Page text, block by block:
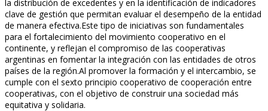
la distribución de excedentes y en la identificación de indicadores
clave de gestión que permitan evaluar el desempeño de la entidad
de manera efectiva.Este tipo de iniciativas son fundamentales
para el fortalecimiento del movimiento cooperativo en el
continente, y reflejan el compromiso de las cooperativas
argentinas en fomentar la integración con las entidades de otros
países de la región.Al promover la formación y el intercambio, se
cumple con el sexto principio cooperativo de cooperación entre
cooperativas, con el objetivo de construir una sociedad más
equitativa y solidaria.